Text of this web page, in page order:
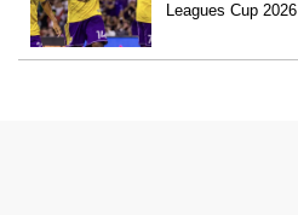
Leagues Cup 2026